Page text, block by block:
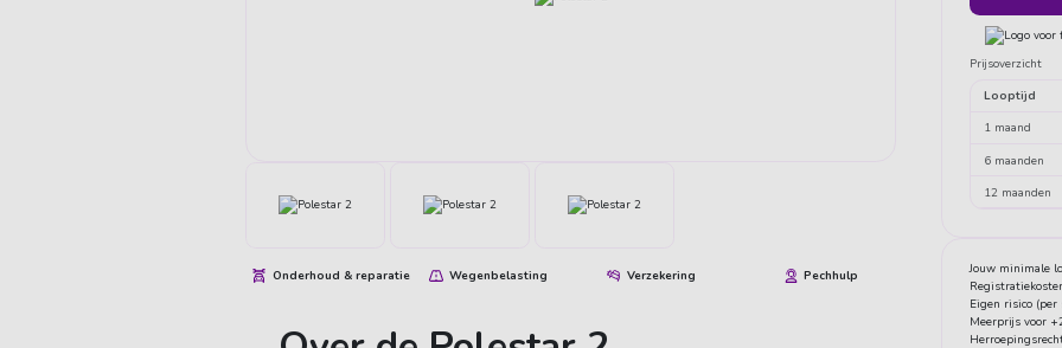
Onderhoud & reparatie Wegenbelasting Verzekering Pechhulp
Prijsoverzicht
Looptijd
1 maand
6 maanden
12 maanden
Jouw minimale
Eigen risico (per
Meerprijs voor